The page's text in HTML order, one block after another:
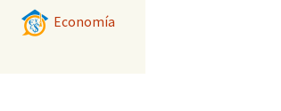
Economía